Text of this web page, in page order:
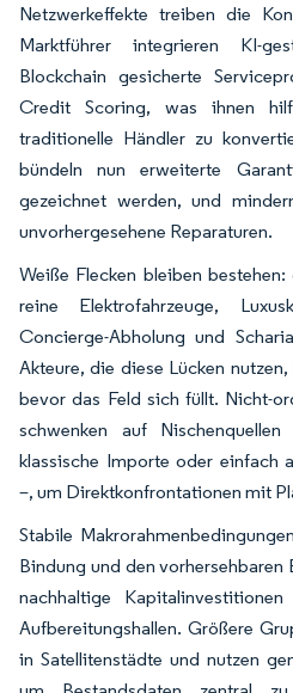
Netzwerkeffekte treiben die
Marktführer integrieren KI-
Blockchain gesicherte
Credit Scoring, was ihnen
traditionelle Händler zu
bündeln nun erweiterte
gezeichnet werden, und
unvorhergesehene Reparaturen.
Weiße Flecken bleiben
reine Elektrofahrzeuge,
Concierge-Abholung und
Akteure, die diese Lücken
bevor das Feld sich füllt. Nicht-
schwenken auf
klassische Importe oder einfach
–, um Direktkonfrontationen mit
Stabile
Bindung und den vorhersehbaren
nachhaltige
Aufbereitungshallen. Größere
in Satellitenstädte und nutzen